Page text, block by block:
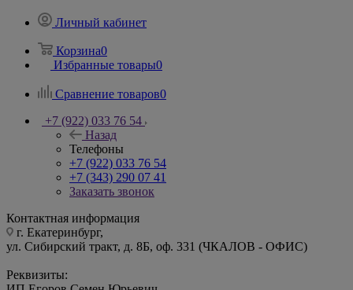
Личный кабинет
Корзина0
Избранные товары0
Сравнение товаров0
+7 (922) 033 76 54
Назад
Телефоны
+7 (922) 033 76 54
+7 (343) 290 07 41
Заказать звонок
Контактная информация
г. Екатеринбург,
ул. Сибирский тракт, д. 8Б, оф. 331 (ЧКАЛОВ - ОФИС)
Реквизиты: